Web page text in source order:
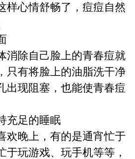
样心情舒畅了，痘痘自然
除自己脸上的青春痘就
只有将脸上的油脂洗干净
出现阻塞，也能使青春痘
足的睡眠
晚上，有的是通宵忙于
于玩游戏、玩手机等等，